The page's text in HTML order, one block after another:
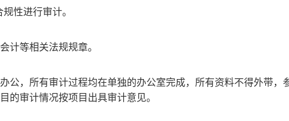
性进行审计。
等相关法规规章。
，所有审计过程均在单独的办公室完成，所有资料不得外带，
的审计情况按项目出具审计意见。